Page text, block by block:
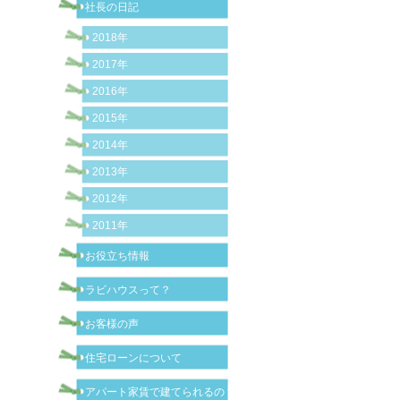
社長の日記
2018年
2017年
2016年
2015年
2014年
2013年
2012年
2011年
お役立ち情報
ラビハウスって？
お客様の声
住宅ローンについて
アパート家賃で建てられるの？